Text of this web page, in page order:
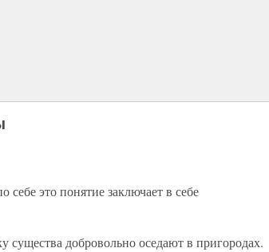
это понятие заключает в себе
добровольно оседают в пригородах.